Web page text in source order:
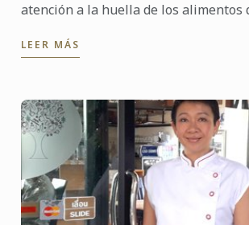
atención a la huella de los alimentos
...
LEER MÁS